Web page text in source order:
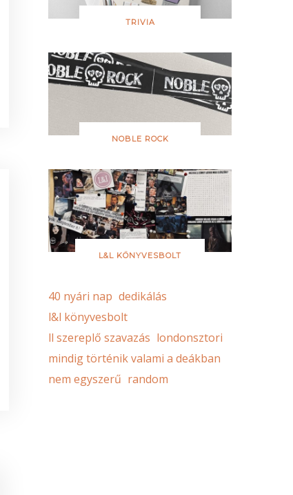
TRIVIA
NOBLE ROCK
L&L KÖNYVESBOLT
40 nyári nap dedikálás
l&l könyvesbolt
ll szereplő szavazás londonsztori
mindig történik valami a deákban
nem egyszerű random